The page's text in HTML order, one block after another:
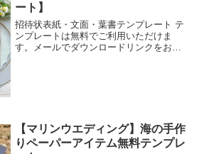
ート】
招待状表紙・文面・葉書テンプレート テ
ンプレートは無料でご利用いただけま
す。メールでダウンロードリンクをお送
【マリンウエディング】海の手作
りペーパーアイテム無料テンプレ